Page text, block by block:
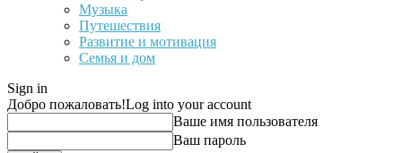
Музыка
Путешествия
Развитие и мотивация
Семья и дом
Sign in
Добро пожаловать!Log into your account
Ваше имя пользователя
Ваш пароль